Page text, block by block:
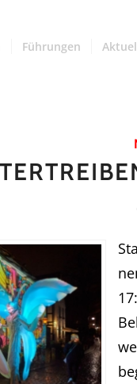
Führungen